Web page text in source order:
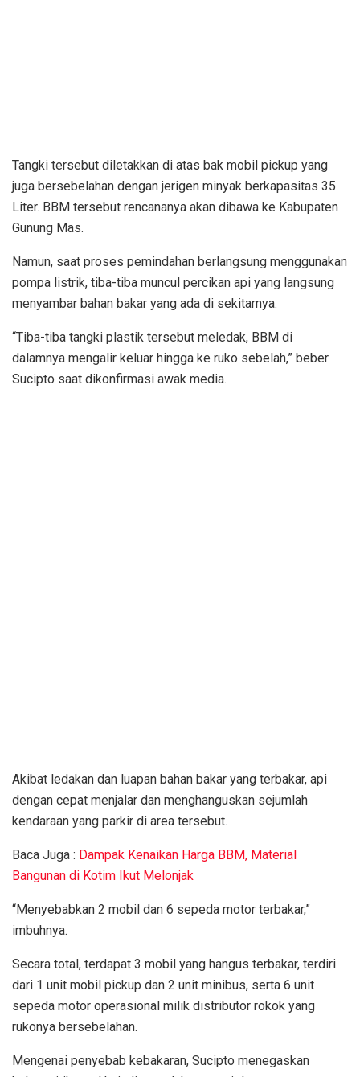
Tangki tersebut diletakkan di atas bak mobil pickup yang
juga bersebelahan dengan jerigen minyak berkapasitas 35
Liter. BBM tersebut rencananya akan dibawa ke Kabupaten
Gunung Mas.
Namun, saat proses pemindahan berlangsung menggunakan
pompa listrik, tiba-tiba muncul percikan api yang langsung
menyambar bahan bakar yang ada di sekitarnya.
“Tiba-tiba tangki plastik tersebut meledak, BBM di
dalamnya mengalir keluar hingga ke ruko sebelah,” beber
Sucipto saat dikonfirmasi awak media.
Akibat ledakan dan luapan bahan bakar yang terbakar, api
dengan cepat menjalar dan menghanguskan sejumlah
kendaraan yang parkir di area tersebut.
Baca Juga : Dampak Kenaikan Harga BBM, Material
Bangunan di Kotim Ikut Melonjak
“Menyebabkan 2 mobil dan 6 sepeda motor terbakar,”
imbuhnya.
Secara total, terdapat 3 mobil yang hangus terbakar, terdiri
dari 1 unit mobil pickup dan 2 unit minibus, serta 6 unit
sepeda motor operasional milik distributor rokok yang
rukonya bersebelahan.
Mengenai penyebab kebakaran, Sucipto menegaskan